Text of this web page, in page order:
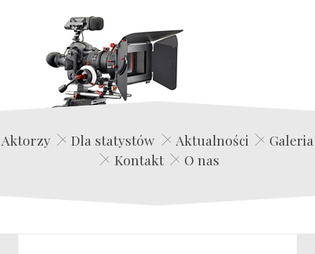
Edwin Film Agencja Aktorska
Aktorzy Dla statystów Aktualności
Galeria
Kontakt
O nas